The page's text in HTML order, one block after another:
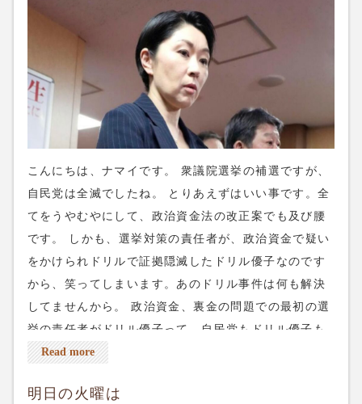
こんにちは、ナマイです。 衆議院選挙の補選ですが、
自民党は全滅でしたね。 とりあえずはいい事です。全
てをうやむやにして、政治資金法の改正案でも及び腰
です。 しかも、選挙対策の責任者が、政治資金で疑い
をかけられドリルで証拠隠滅したドリル優子なのです
から、笑ってしまいます。あのドリル事件は何も解決
してませんから。 政治資金、裏金の問題での最初の選
挙の責任者がドリル優子って。自民党もドリル優子も
国民はもう忘れてると思ってるんですかね？ さらに良
武氏が落選。良かった〜。乙武氏には個人的にはどう
Read more
明日の火曜は